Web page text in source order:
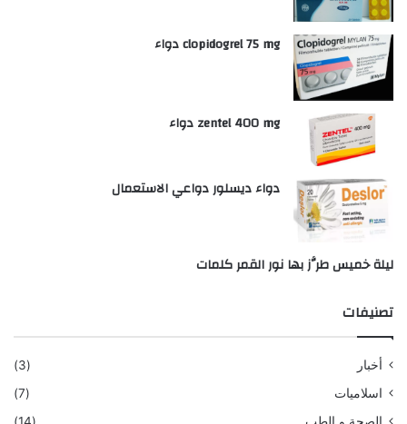
clopidogrel 75 mg دواء
zentel 400 mg دواء
دواء ديسلور دواعي الاستعمال
ليلة خميس طرَّز بها نور القمر كلمات
تصنيفات
أخبار
(3)
اسلاميات
(7)
الصحة و الطب
(14)